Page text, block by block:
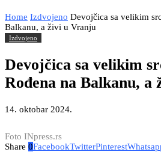
Home Izdvojeno Devojčica sa velikim
Balkanu, a živi u Vranju
Izdvojeno
Devojčica sa velikim
Rođena na Balkanu, a
14. oktobar 2024.
Foto INpress.rs
Share 0FacebookTwitterPinterest